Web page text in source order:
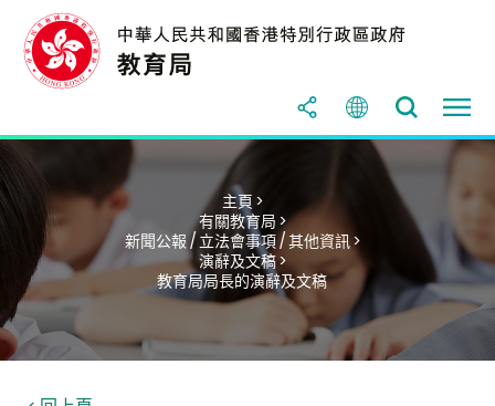
主頁 >
有關教育局 >
新聞公報 / 立法會事項 / 其他資訊 >
演辭及文稿 >
教育局局長的演辭及文稿